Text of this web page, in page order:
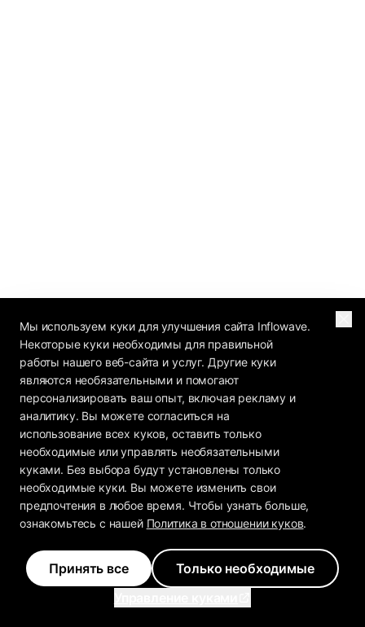
Мы используем куки для улучшения сайта Inflowave.
Некоторые куки необходимы для правильной
работы нашего веб-сайта и услуг. Другие куки
являются необязательными и помогают
персонализировать ваш опыт, включая рекламу и
аналитику. Вы можете согласиться на
использование всех куков, оставить только
необходимые или управлять необязательными
куками. Без выбора будут установлены только
необходимые куки. Вы можете изменить свои
предпочтения в любое время. Чтобы узнать больше,
ознакомьтесь с нашей Политика в отношении куков.
Принять все
Только необходимые